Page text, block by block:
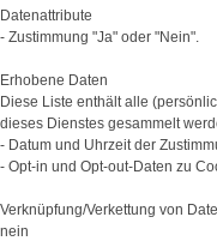
Datenattribute
- Zustimmung "Ja" oder "Nein".
Erhobene Daten
Diese Liste enthält alle
dieses Dienstes gesammelt
- Datum und Uhrzeit der
- Opt-in und Opt-out-Daten zu
Verknüpfung/Verkettung von
nein